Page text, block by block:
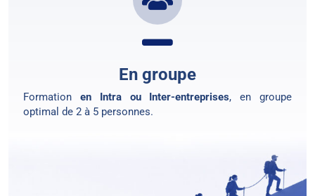
En groupe
Formation en Intra ou Inter-entreprises, en groupe
optimal de 2 à 5 personnes.